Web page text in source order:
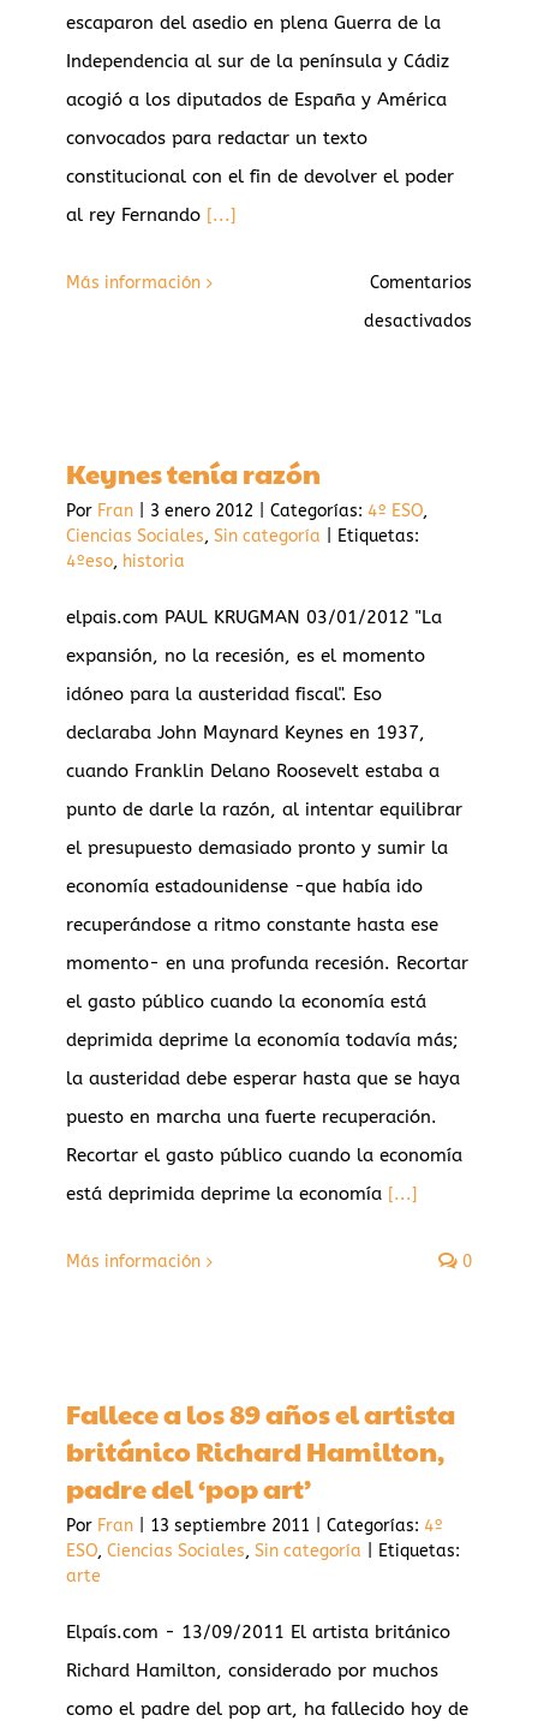
escaparon del asedio en plena Guerra de la
Independencia al sur de la península y Cádiz
acogió a los diputados de España y América
convocados para redactar un texto
constitucional con el fin de devolver el poder
al rey Fernando [...]
Más información
Comentarios
desactivados
Keynes tenía razón
Por Fran 3 enero 2012 Categorías: 4º ESO,
Ciencias Sociales, Sin categoría
Etiquetas:
4ºeso, historia
elpais.com PAUL KRUGMAN 03/01/2012 "La
expansión, no la recesión, es el momento
idóneo para la austeridad fiscal". Eso
declaraba John Maynard Keynes en 1937,
cuando Franklin Delano Roosevelt estaba a
punto de darle la razón, al intentar equilibrar
el presupuesto demasiado pronto y sumir la
economía estadounidense -que había ido
recuperándose a ritmo constante hasta ese
momento- en una profunda recesión. Recortar
el gasto público cuando la economía está
deprimida deprime la economía todavía más;
la austeridad debe esperar hasta que se haya
puesto en marcha una fuerte recuperación.
Recortar el gasto público cuando la economía
está deprimida deprime la economía [...]
Más información 0
Fallece a los 89 años el artista
británico Richard Hamilton,
padre del ‘pop art’
Por Fran 13 septiembre 2011 Categorías: 4º
ESO, Ciencias Sociales, Sin categoría
Etiquetas:
arte
Elpaís.com - 13/09/2011 El artista británico
Richard Hamilton, considerado por muchos
como el padre del pop art, ha fallecido hoy de